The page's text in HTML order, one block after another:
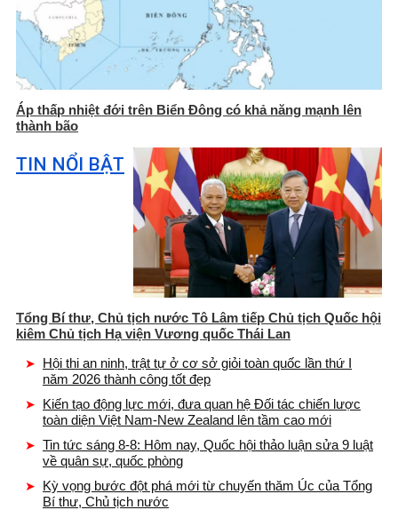
Áp thấp nhiệt đới trên Biển Đông có khả năng mạnh lên
thành bão
TIN NỔI BẬT
Tổng Bí thư, Chủ tịch nước Tô Lâm tiếp Chủ tịch Quốc hội
kiêm Chủ tịch Hạ viện Vương quốc Thái Lan
Hội thi an ninh, trật tự ở cơ sở giỏi toàn quốc lần thứ I
năm 2026 thành công tốt đẹp
Kiến tạo động lực mới, đưa quan hệ Đối tác chiến lược
toàn diện Việt Nam-New Zealand lên tầm cao mới
Tin tức sáng 8-8: Hôm nay, Quốc hội thảo luận sửa 9 luật
về quân sự, quốc phòng
Kỳ vọng bước đột phá mới từ chuyến thăm Úc của Tổng
Bí thư, Chủ tịch nước